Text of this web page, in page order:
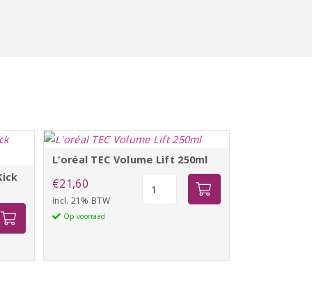
L’oréal TEC Volume Lift 250ml
€21,60
incl. 21% BTW
Op voorraad